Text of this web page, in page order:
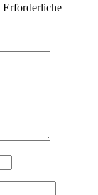
Erforderliche